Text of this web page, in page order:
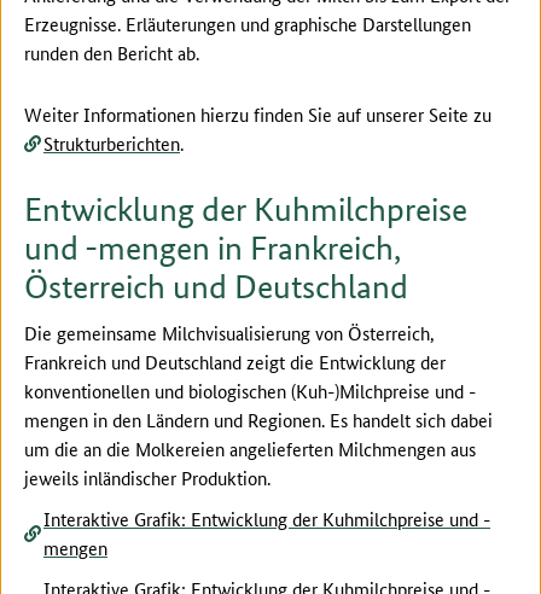
Erzeugnisse. Erläuterungen und graphische Darstellungen
runden den Bericht ab.
Weiter Informationen hierzu finden Sie auf unserer Seite zu
Strukturberichten.
Entwicklung der Kuhmilchpreise
und -mengen in Frankreich,
Österreich und Deutschland
Die gemeinsame Milchvisualisierung von Österreich,
Frankreich und Deutschland zeigt die Entwicklung der
konventionellen und biologischen (Kuh-)Milchpreise und -
mengen in den Ländern und Regionen. Es handelt sich dabei
um die an die Molkereien angelieferten Milchmengen aus
jeweils inländischer Produktion.
Interaktive Grafik: Entwicklung der Kuhmilchpreise und -
mengen